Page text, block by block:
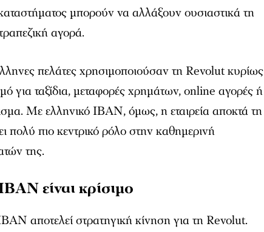
μπορούν να αλλάξουν ουσιαστικά τη
αγορά.
πελάτες χρησιμοποιούσαν τη Revolut κυρίως
για ταξίδια, μεταφορές χρημάτων, online αγορές ή
Με ελληνικό IBAN, όμως, η εταιρεία αποκτά τη
πολύ πιο κεντρικό ρόλο στην καθημερινή
της.
είναι κρίσιμο
αποτελεί στρατηγική κίνηση για τη Revolut.